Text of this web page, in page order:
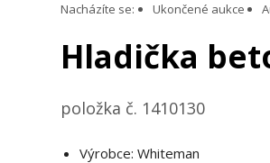
Nacházíte se: Ukončené aukce
Hladička
položka č. 1410130
Výrobce: Whiteman